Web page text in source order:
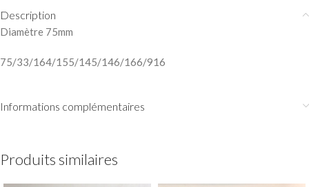
Description
Diamètre 75mm
75/33/164/155/145/146/166/916
Informations complémentaires
Produits similaires